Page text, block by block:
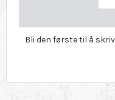
Bli den første til å